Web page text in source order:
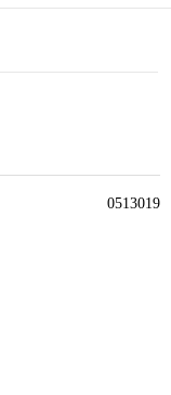
0513019